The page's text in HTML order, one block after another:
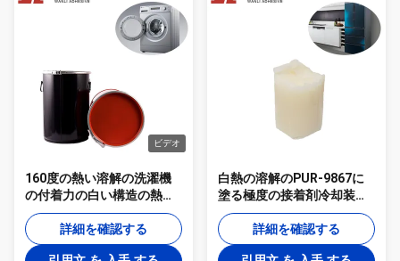
ビデオ
160度の熱い溶解の洗濯機
の付着力の白い構造の熱い
接着剤PUR-3008
詳細を確認する
白熱の溶解のPUR-9867に
塗る極度の接着剤冷却装置
洗濯機
詳細を確認する